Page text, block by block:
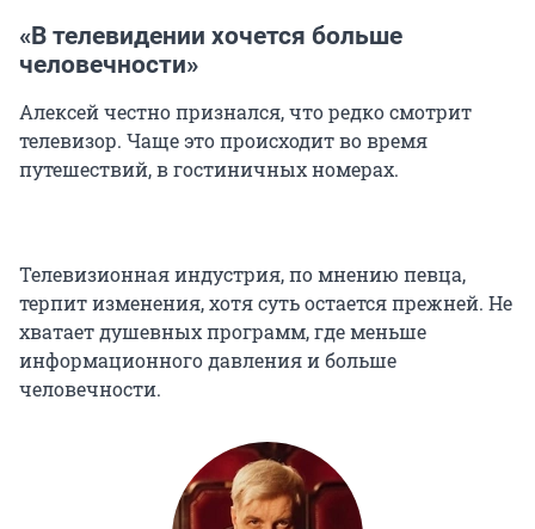
«В телевидении хочется больше
человечности»
Алексей честно признался, что редко смотрит
телевизор. Чаще это происходит во время
путешествий, в гостиничных номерах.
Телевизионная индустрия, по мнению певца,
терпит изменения, хотя суть остается прежней. Не
хватает душевных программ, где меньше
информационного давления и больше
человечности.